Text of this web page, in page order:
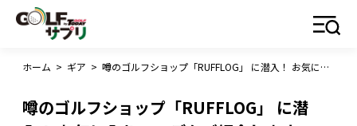
ホーム > ギア > 噂のゴルフショップ「RUFFLOG」 に潜入！ お気に入りコーデをご紹介します
噂のゴルフショップ「RUFFLOG」 に潜